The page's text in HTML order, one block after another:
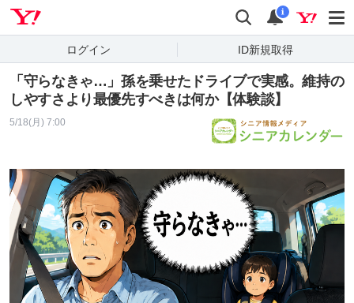
検索 通知
i
ログイン ID新規取得
「守らなきゃ…」孫を乗せたドライブで実感。維持の
しやすさより最優先すべきは何か【体験談】
5/18(月) 7:00